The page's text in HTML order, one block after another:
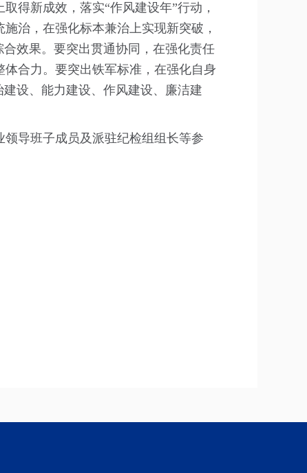
得新成效，落实“作风建设年”行动，
治，在强化标本兼治上实现新突破，
效果。要突出贯通协同，在强化责任
合力。要突出铁军标准，在强化自身
设、能力建设、作风建设、廉洁建
导班子成员及派驻纪检组组长等参